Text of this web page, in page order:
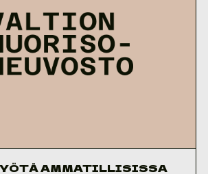
AMMATILLISISSA